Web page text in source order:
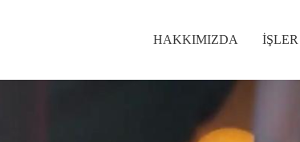
HAKKIMIZDA İŞLER